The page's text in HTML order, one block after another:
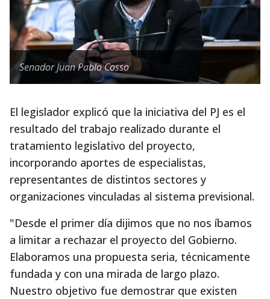
Senador Juan Pablo Cosso
El legislador explicó que la iniciativa del PJ es el
resultado del trabajo realizado durante el
tratamiento legislativo del proyecto,
incorporando aportes de especialistas,
representantes de distintos sectores y
organizaciones vinculadas al sistema previsional.
"Desde el primer día dijimos que no nos íbamos
a limitar a rechazar el proyecto del Gobierno.
Elaboramos una propuesta seria, técnicamente
fundada y con una mirada de largo plazo.
Nuestro objetivo fue demostrar que existen